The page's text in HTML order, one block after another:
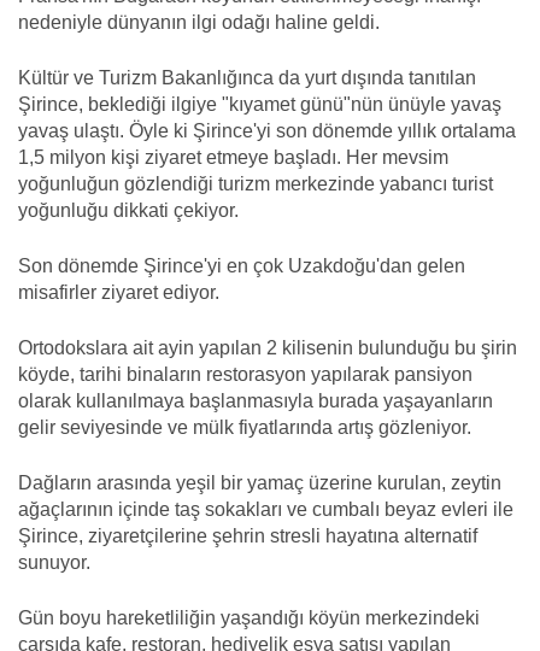
nedeniyle dünyanın ilgi odağı haline geldi.
Kültür ve Turizm Bakanlığınca da yurt dışında tanıtılan
Şirince, beklediği ilgiye "kıyamet günü"nün ünüyle yavaş
yavaş ulaştı. Öyle ki Şirince'yi son dönemde yıllık ortalama
1,5 milyon kişi ziyaret etmeye başladı. Her mevsim
yoğunluğun gözlendiği turizm merkezinde yabancı turist
yoğunluğu dikkati çekiyor.
Son dönemde Şirince'yi en çok Uzakdoğu'dan gelen
misafirler ziyaret ediyor.
Ortodokslara ait ayin yapılan 2 kilisenin bulunduğu bu şirin
köyde, tarihi binaların restorasyon yapılarak pansiyon
olarak kullanılmaya başlanmasıyla burada yaşayanların
gelir seviyesinde ve mülk fiyatlarında artış gözleniyor.
Dağların arasında yeşil bir yamaç üzerine kurulan, zeytin
ağaçlarının içinde taş sokakları ve cumbalı beyaz evleri ile
Şirince, ziyaretçilerine şehrin stresli hayatına alternatif
sunuyor.
Gün boyu hareketliliğin yaşandığı köyün merkezindeki
çarşıda kafe, restoran, hediyelik eşya satışı yapılan